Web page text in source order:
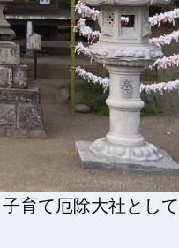
育て厄除大社とし